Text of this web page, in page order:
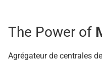
The Power of
Agrégateur de centrales